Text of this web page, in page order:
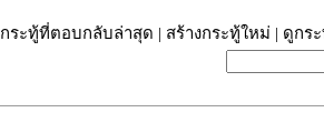
กระทู้ที่ตอบกลับล่าสุด | สร้างกระทู้ใหม่ | ดูกร